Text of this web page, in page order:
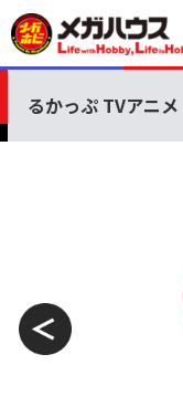
るかっぷ TVアニ